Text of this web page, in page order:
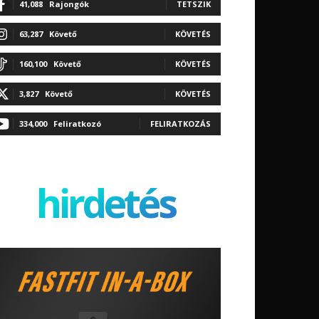
41,088 Rajongók TETSZIK
63,287 Követő KÖVETÉS
160,100 Követő KÖVETÉS
3,827 Követő KÖVETÉS
334,000 Feliratkozó FELIRATKOZÁS
hirdetés